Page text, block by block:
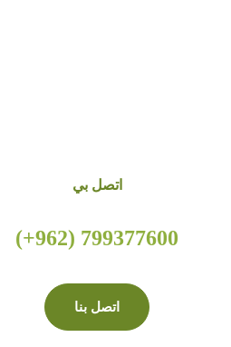
اتصل بي
799377600 (962+)
اتصل بنا